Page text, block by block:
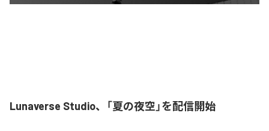
Lunaverse Studio、「夏の夜空」を配信開始